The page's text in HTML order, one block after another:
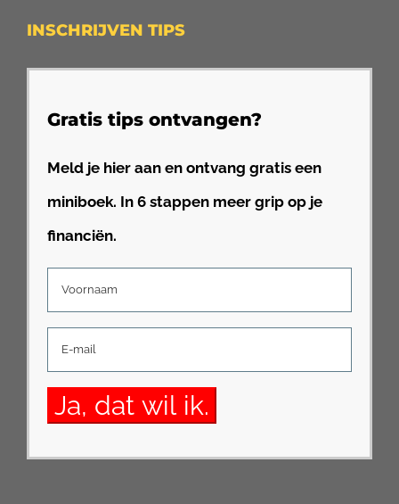
INSCHRIJVEN TIPS
Gratis tips ontvangen?
Meld je hier aan en ontvang gratis een
miniboek. In 6 stappen meer grip op je
financiën.